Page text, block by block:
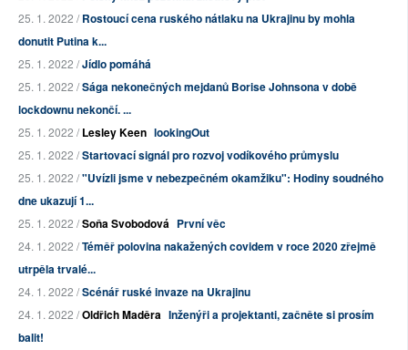
25. 1. 2022 /Rostoucí cena ruského nátlaku na Ukrajinu by mohla
donutit Putina k...
25. 1. 2022 /Jídlo pomáhá
25. 1. 2022 /Sága nekonečných mejdanů Borise Johnsona v době
lockdownu nekončí. ...
25. 1. 2022 /Lesley Keen lookingOut
25. 1. 2022 /Startovací signál pro rozvoj vodíkového průmyslu
25. 1. 2022 /"Uvízli jsme v nebezpečném okamžiku": Hodiny soudného
dne ukazují 1...
25. 1. 2022 /Soňa Svobodová První věc
24. 1. 2022 /Téměř polovina nakažených covidem v roce 2020 zřejmě
utrpěla trvalé...
24. 1. 2022 /Scénář ruské invaze na Ukrajinu
24. 1. 2022 /Oldřich Maděra Inženýři a projektanti, začněte si prosím
balit!